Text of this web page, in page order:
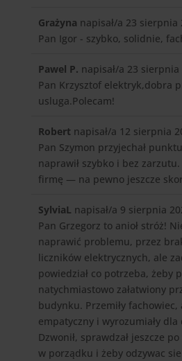
Grażyna napisał/a 23 sierpnia
Pan Igor - szybko, solidnie,
Pawel P. napisał/a 23 sierpnia
Pan Krzysztof elektryk,dobra
usluga.Polecam!
Robert napisał/a 12 sierpnia
Pan Szymon przyjechał
naprawił szybko i bez
firmę — na pewno jeszcze
SylviaL napisał/a 9 sierpnia
Pan Grzegorz to anioł stróż!
naprawić problemu, przez
liczników elektrycznych, ale
powiedział co potrzeba, żeby
natychmiastowo załatwiony
budynku. Przemiły
empatyczny i wyrozumiały dla
Dzwonił, sprawdzał jeszcze
w porządku i żeby odzywac